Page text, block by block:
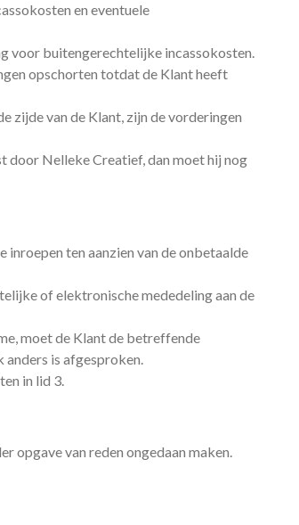
en eventuele
voor buitengerechtelijke incassokosten.
opschorten totdat de Klant heeft
zijde van de Klant, zijn de vorderingen
door Nelleke Creatief, dan moet hij nog
inroepen ten aanzien van de onbetaalde
of elektronische mededeling aan de
moet de Klant de betreffende
is afgesproken.
in lid 3.
opgave van reden ongedaan maken.